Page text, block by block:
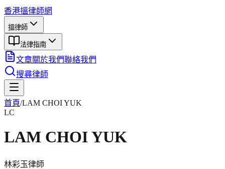
香港搵律師網
搵律師
法律指南
文章關於我們聯絡我們
搜尋律師
首頁/LAM CHOI YUK
LC
LAM CHOI YUK
林彩玉律師